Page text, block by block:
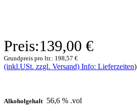
Preis:139,00 €
Grundpreis pro ltr.: 198,57 €
(inkl.USt. zzgl. Versand) Info: Lieferzeiten)
Alkoholgehalt 56,6 % .vol